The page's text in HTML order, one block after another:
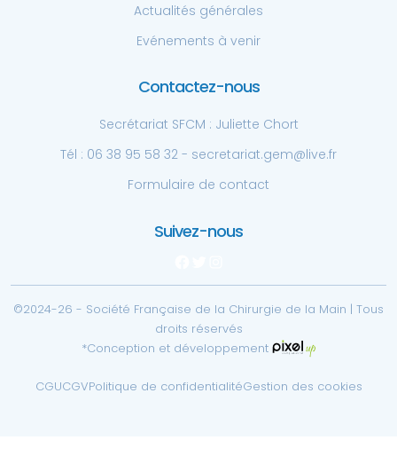
Actualités générales
Evénements à venir
Contactez-nous
Secrétariat SFCM : Juliette Chort
Tél : 06 38 95 58 32 - secretariat.gem@live.fr
Formulaire de contact
Suivez-nous
©2024-26 - Société Française de la Chirurgie de la Main | Tous
droits réservés
*Conception et développement
CGUCGVPolitique de confidentialitéGestion des cookies